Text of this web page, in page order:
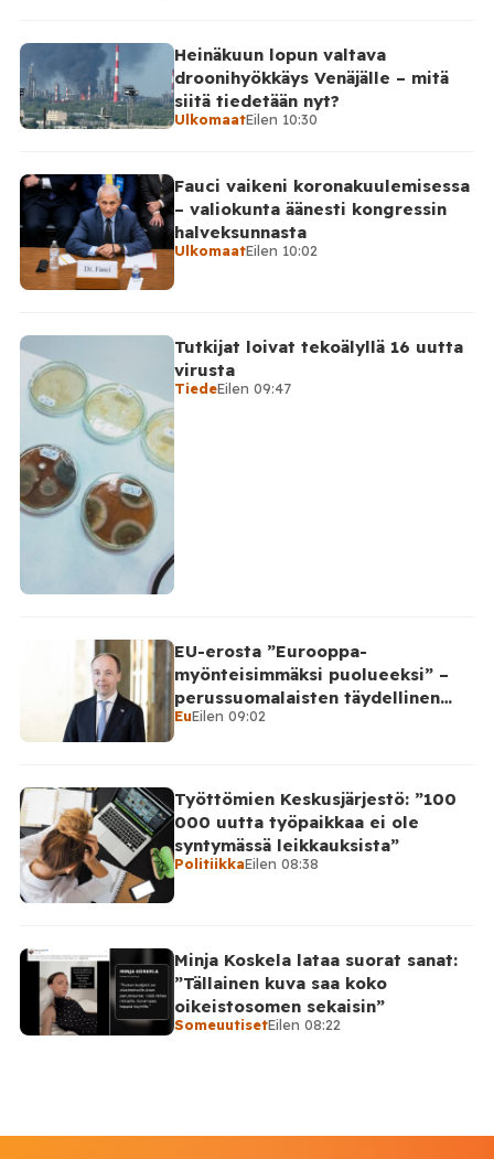
Heinäkuun lopun valtava
droonihyökkäys Venäjälle – mitä
siitä tiedetään nyt?
UlkomaatEilen 10:30
Fauci vaikeni koronakuulemisessa
– valiokunta äänesti kongressin
halveksunnasta
UlkomaatEilen 10:02
Tutkijat loivat tekoälyllä 16 uutta
virusta
TiedeEilen 09:47
EU-erosta ”Eurooppa-
myönteisimmäksi puolueeksi” –
perussuomalaisten täydellinen
takinkääntö
EuEilen 09:02
Työttömien Keskusjärjestö: ”100
000 uutta työpaikkaa ei ole
syntymässä leikkauksista”
PolitiikkaEilen 08:38
Minja Koskela lataa suorat sanat:
”Tällainen kuva saa koko
oikeistosomen sekaisin”
SomeuutisetEilen 08:22